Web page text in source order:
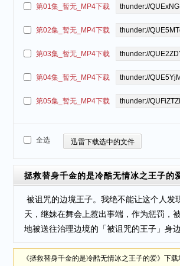
第01集_暂无_MP4下载
第02集_暂无_MP4下载
第03集_暂无_MP4下载
第04集_暂无_MP4下载
第05集_暂无_MP4下载
全选 迅雷下载选中的文件
拯救替身千金的是冷酷无情冰之王子的
被诅咒的边境王子。我绝不能让这个人
天，继妹在舞会上惹出事端，作为惩罚，
地被送往治理边境的「被诅咒的王子」身边
《拯救替身千金的是冷酷无情冰之王子的爱》下